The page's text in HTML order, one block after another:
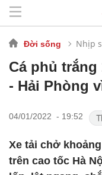
Đời sống Nhịp
Cá phủ trắng
- Hải Phòng
04/01/2022 - 19:52
Xe tải chở
trên cao tốc Hà